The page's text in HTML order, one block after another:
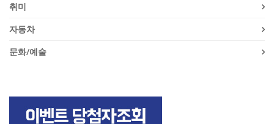
취미
자동차
문화/예술